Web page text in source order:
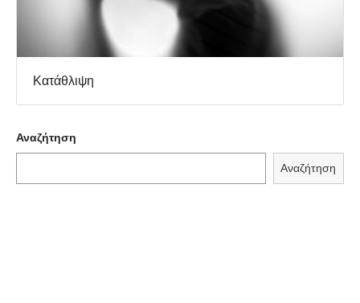
Κατάθλιψη
Αναζήτηση
Αναζήτηση